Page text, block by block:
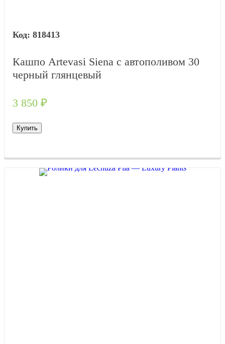
818413
Кашпо Artevasi Siena с автополивом 30
черный глянцевый
3 850 ₽
Купить